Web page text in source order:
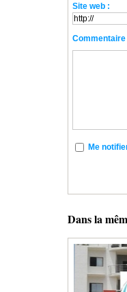
Site web :
Commentaire
Me
Dans la